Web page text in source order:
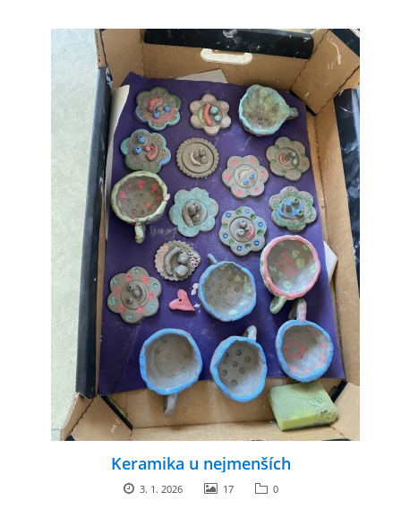
Zbraslav
PSČ 664 84
Škola: 546 453 183, mobil 739 666 402, Družina: 732 246 380, Jídelna:
606 946 586, datová schránka: 2hgmui6
zszbraslav@zszbraslav.cz
© 2026 eStránky.cz
Keramika u nejmenších
3. 1. 2026 17 0